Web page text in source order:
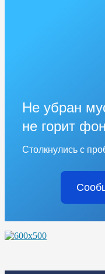
Не убран
не горит
Столкнулись с